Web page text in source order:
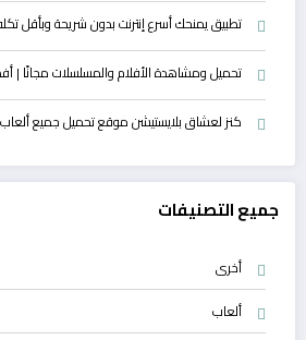
تطبيق يمنحك أسرع إنترنت بدون شريحة وبأقل
تحميل ومشاهدة الأفلام والمسلسلات مجانًا | أفضل 5
كنز لعشاق بلايستيشن موقع تحميل جميع ألعاب
جميع التصنيفات
أخرى
ألعاب